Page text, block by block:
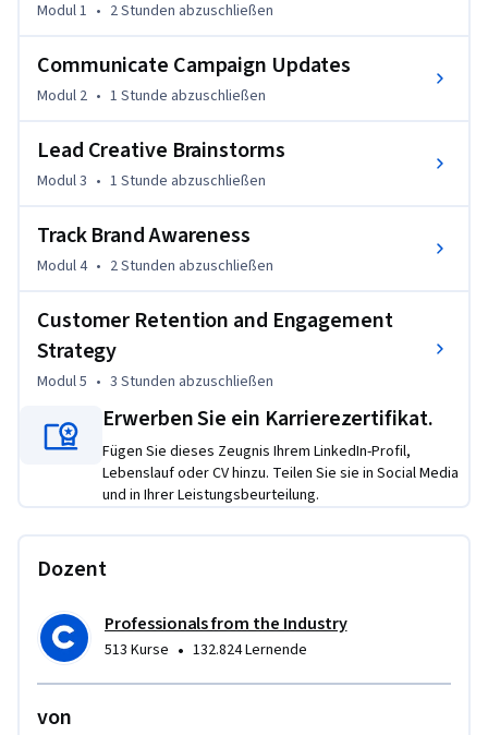
competitive positioning. These skills prepare you for
where retention and collaboration drive business results.
looking to develop advanced customer relationship skills.
Basic marketing experience is helpful but not required.
Modul 1 • 2 Stunden abzuschließen
Communicate Campaign Updates
Modul 2 • 1 Stunde abzuschließen
Lead Creative Brainstorms
Modul 3 • 1 Stunde abzuschließen
Track Brand Awareness
Modul 4 • 2 Stunden abzuschließen
Customer Retention and Engagement
Strategy
Modul 5 • 3 Stunden abzuschließen
Erwerben Sie ein Karrierezertifikat.
Fügen Sie dieses Zeugnis Ihrem LinkedIn-Profil,
Lebenslauf oder CV hinzu. Teilen Sie sie in Social Media
und in Ihrer Leistungsbeurteilung.
Dozent
Professionals from the Industry
513 Kurse • 132.824 Lernende
von